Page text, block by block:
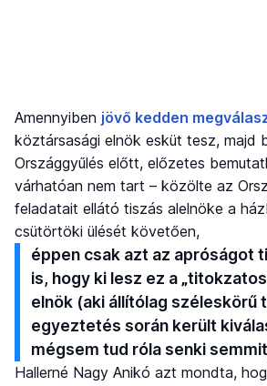
Amennyiben jövő kedden
köztársasági elnök esküt tesz, majd
Országgyűlés előtt, előzetes
várhatóan nem tart – közölte az
feladatait ellátó tiszás alelnöke a
csütörtöki ülését követően,
éppen csak azt az apróságot
is, hogy ki lesz ez a
elnök (aki állítólag széleskörű
egyeztetés során került
mégsem tud róla senki
Hallerné Nagy Anikó azt mondta,